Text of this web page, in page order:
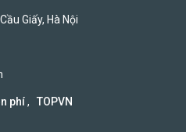
Giấy, Hà Nội
phí, TOPVN